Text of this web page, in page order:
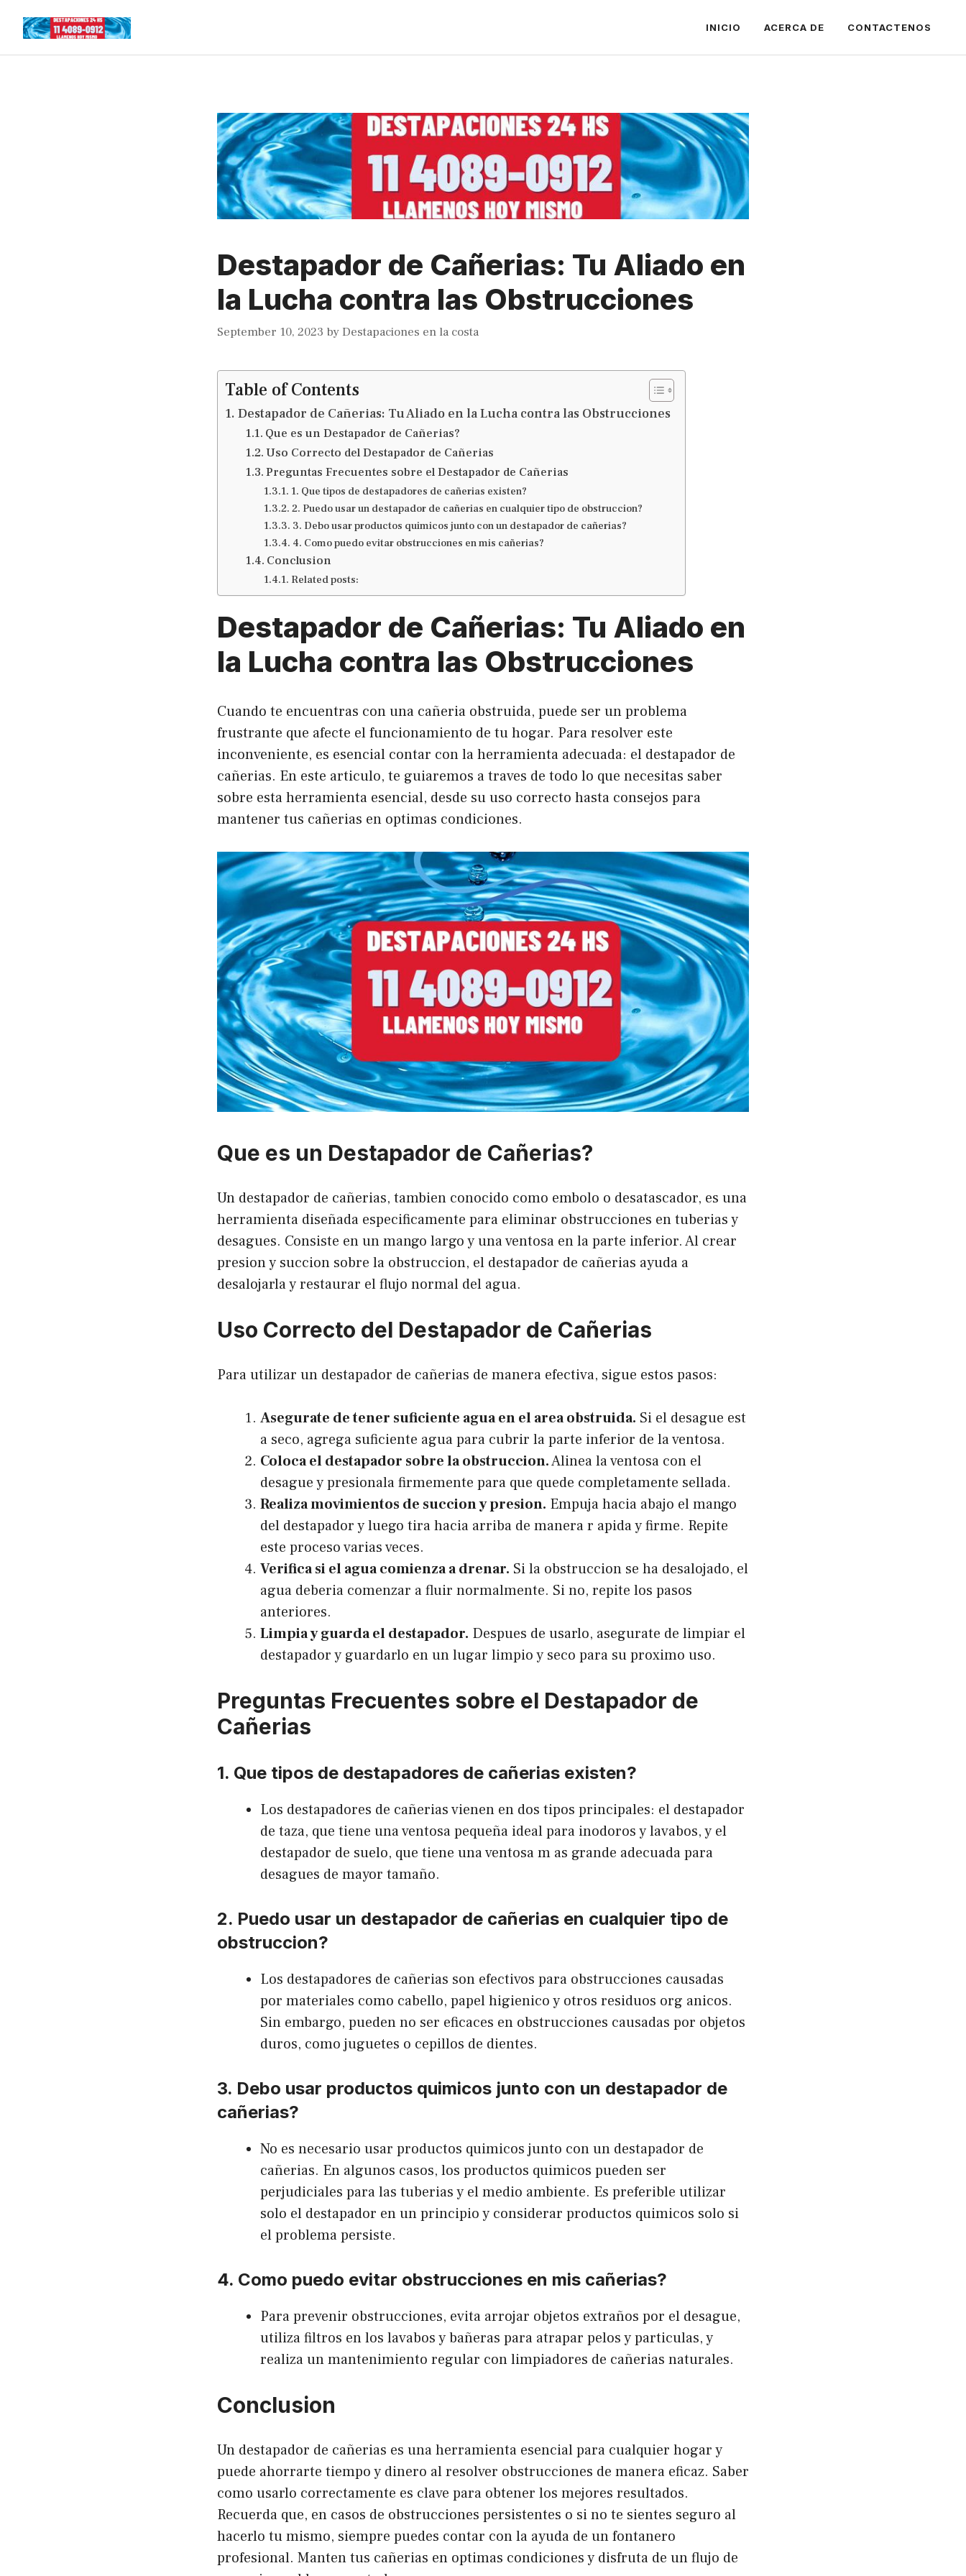
content
INICIO ACERCA DE CONTACTENOS
Destapador de Cañerias: Tu Aliado en
la Lucha contra las Obstrucciones
September 10, 2023 byDestapaciones en la costa
Table of Contents
Destapador de Cañerias: Tu Aliado en la Lucha contra las Obstrucciones
Que es un Destapador de Cañerias?
Uso Correcto del Destapador de Cañerias
Preguntas Frecuentes sobre el Destapador de Cañerias
1. Que tipos de destapadores de cañerias existen?
2. Puedo usar un destapador de cañerias en cualquier tipo de obstruccion?
3. Debo usar productos quimicos junto con un destapador de cañerias?
4. Como puedo evitar obstrucciones en mis cañerias?
Conclusion
Related posts:
Destapador de Cañerias: Tu Aliado en
la Lucha contra las Obstrucciones
Cuando te encuentras con una cañeria obstruida, puede ser un problema
frustrante que afecte el funcionamiento de tu hogar. Para resolver este
inconveniente, es esencial contar con la herramienta adecuada: el destapador de
cañerias. En este articulo, te guiaremos a traves de todo lo que necesitas saber
sobre esta herramienta esencial, desde su uso correcto hasta consejos para
mantener tus cañerias en optimas condiciones.
Que es un Destapador de Cañerias?
Un destapador de cañerias, tambien conocido como embolo o desatascador, es una
herramienta diseñada especificamente para eliminar obstrucciones en tuberias y
desagues. Consiste en un mango largo y una ventosa en la parte inferior. Al crear
presion y succion sobre la obstruccion, el destapador de cañerias ayuda a
desalojarla y restaurar el flujo normal del agua.
Uso Correcto del Destapador de Cañerias
Para utilizar un destapador de cañerias de manera efectiva, sigue estos pasos:
Asegurate de tener suficiente agua en el area obstruida. Si el desague est
a seco, agrega suficiente agua para cubrir la parte inferior de la ventosa.
Coloca el destapador sobre la obstruccion.Alinea la ventosa con el
desague y presionala firmemente para que quede completamente sellada.
Realiza movimientos de succion y presion. Empuja hacia abajo el mango
del destapador y luego tira hacia arriba de manera r apida y firme. Repite
este proceso varias veces.
Verifica si el agua comienza a drenar. Si la obstruccion se ha desalojado, el
agua deberia comenzar a fluir normalmente. Si no, repite los pasos
anteriores.
Limpia y guarda el destapador. Despues de usarlo, asegurate de limpiar el
destapador y guardarlo en un lugar limpio y seco para su proximo uso.
Preguntas Frecuentes sobre el Destapador de
Cañerias
1. Que tipos de destapadores de cañerias existen?
Los destapadores de cañerias vienen en dos tipos principales: el destapador
de taza, que tiene una ventosa pequeña ideal para inodoros y lavabos, y el
destapador de suelo, que tiene una ventosa m as grande adecuada para
desagues de mayor tamaño.
2. Puedo usar un destapador de cañerias en cualquier tipo de
obstruccion?
Los destapadores de cañerias son efectivos para obstrucciones causadas
por materiales como cabello, papel higienico y otros residuos org anicos.
Sin embargo, pueden no ser eficaces en obstrucciones causadas por objetos
duros, como juguetes o cepillos de dientes.
3. Debo usar productos quimicos junto con un destapador de
cañerias?
No es necesario usar productos quimicos junto con un destapador de
cañerias. En algunos casos, los productos quimicos pueden ser
perjudiciales para las tuberias y el medio ambiente. Es preferible utilizar
solo el destapador en un principio y considerar productos quimicos solo si
el problema persiste.
4. Como puedo evitar obstrucciones en mis cañerias?
Para prevenir obstrucciones, evita arrojar objetos extraños por el desague,
utiliza filtros en los lavabos y bañeras para atrapar pelos y particulas, y
realiza un mantenimiento regular con limpiadores de cañerias naturales.
Conclusion
Un destapador de cañerias es una herramienta esencial para cualquier hogar y
puede ahorrarte tiempo y dinero al resolver obstrucciones de manera eficaz. Saber
como usarlo correctamente es clave para obtener los mejores resultados.
Recuerda que, en casos de obstrucciones persistentes o si no te sientes seguro al
hacerlo tu mismo, siempre puedes contar con la ayuda de un fontanero
profesional. Manten tus cañerias en optimas condiciones y disfruta de un flujo de